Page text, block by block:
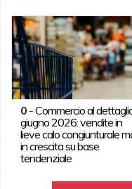
0-Commercio al
giugno 2026: vendite in
lieve calo congiunturale
in crescita su base
tendenziale